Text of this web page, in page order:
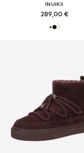
INUIKII
289,00 €